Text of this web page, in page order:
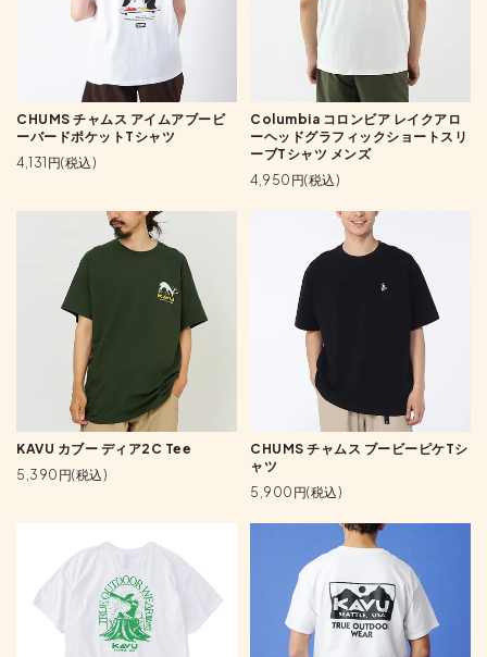
CHUMS チャムス アイムアブービ
ーバードポケットTシャツ
4,131円(税込)
Columbia コロンビア レイクアロ
ーヘッドグラフィックショートスリ
ーブTシャツ メンズ
4,950円(税込)
KAVU カブー ディア2C Tee
5,390円(税込)
CHUMS チャムス ブービーピケTシ
ャツ
5,900円(税込)